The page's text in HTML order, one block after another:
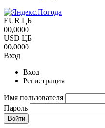
EUR ЦБ
00,0000
USD ЦБ
00,0000
Вход
Вход
Регистрация
Имя пользователя
Пароль